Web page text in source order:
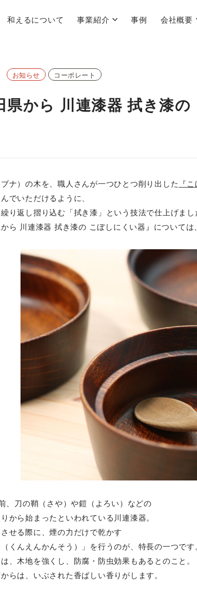
和えるについて 事業紹介 事例 会社概要
お知らせ コーポレート
県から 川連漆器 拭き漆
ナ）の木を、職人さんが一つひとつ削り出した 『
でいただけるように、
り返し摺り込む「拭き漆」という技法で仕上げまし
ら 川連漆器 拭き漆の こぼしにくい器』については、
、刀の鞘（さや）や鎧（よろい）などの
から始まったといわれている川連漆器。
せる際に、煙の力だけで乾かす
（くんえんかんそう）」を行うのが、特長の一つです。
、木地を強くし、防腐・防虫効果もあるとのこと。
らは、いぶされた香ばしい香りがします。